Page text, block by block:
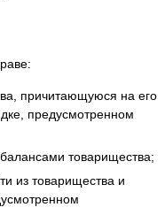
причитающуюся на его
предусмотренном
товарищества;
из товарищества и